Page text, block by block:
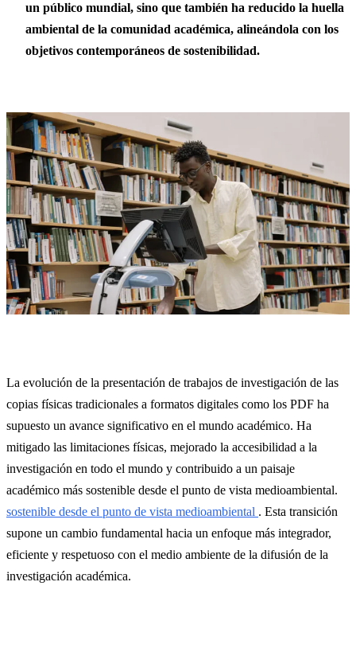
un público mundial, sino que también ha reducido la huella
ambiental de la comunidad académica, alineándola con los
objetivos contemporáneos de sostenibilidad.
La evolución de la presentación de trabajos de investigación de las
copias físicas tradicionales a formatos digitales como los PDF ha
supuesto un avance significativo en el mundo académico. Ha
mitigado las limitaciones físicas, mejorado la accesibilidad a la
investigación en todo el mundo y contribuido a un paisaje
académico más sostenible desde el punto de vista medioambiental.
sostenible desde el punto de vista medioambiental . Esta transición
supone un cambio fundamental hacia un enfoque más integrador,
eficiente y respetuoso con el medio ambiente de la difusión de la
investigación académica.